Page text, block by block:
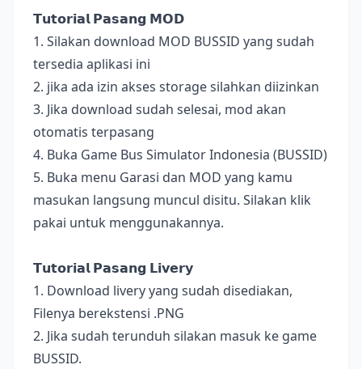
𝗧𝘂𝘁𝗼𝗿𝗶𝗮𝗹 𝗣𝗮𝘀𝗮𝗻𝗴 𝗠𝗢𝗗
1. Silakan download MOD BUSSID yang sudah
tersedia aplikasi ini
2. jika ada izin akses storage silahkan diizinkan
3. Jika download sudah selesai, mod akan
otomatis terpasang
4. Buka Game Bus Simulator Indonesia (BUSSID)
5. Buka menu Garasi dan MOD yang kamu
masukan langsung muncul disitu. Silakan klik
pakai untuk menggunakannya.
𝗧𝘂𝘁𝗼𝗿𝗶𝗮𝗹 𝗣𝗮𝘀𝗮𝗻𝗴 𝗟𝗶𝘃𝗲𝗿𝘆
1. Download livery yang sudah disediakan,
Filenya berekstensi .PNG
2. Jika sudah terunduh silakan masuk ke game
BUSSID.